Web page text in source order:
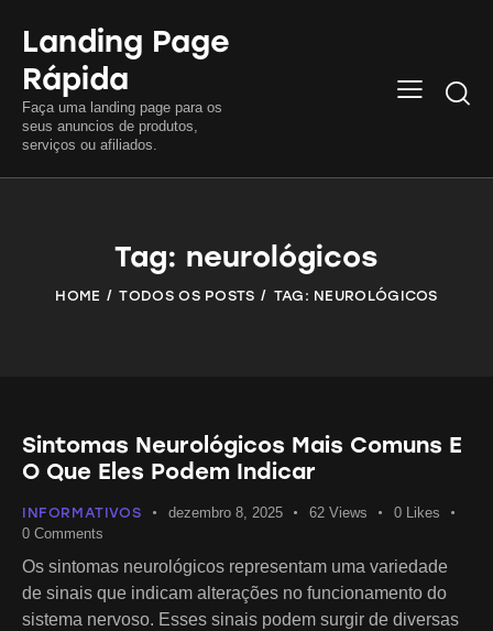
Landing Page
Rápida
Faça uma landing page para os
seus anuncios de produtos,
serviços ou afiliados.
Tag: neurológicos
HOME TODOS OS POSTS TAG: NEUROLÓGICOS
Sintomas Neurológicos Mais Comuns E
O Que Eles Podem Indicar
INFORMATIVOS dezembro 8, 2025 62 Views 0
Likes
0 Comments
Os sintomas neurológicos representam uma variedade
de sinais que indicam alterações no funcionamento do
sistema nervoso. Esses sinais podem surgir de diversas